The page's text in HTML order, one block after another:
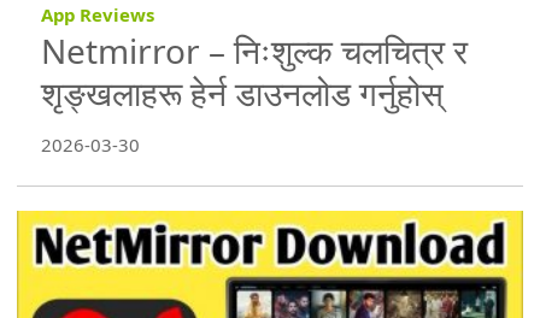
App Reviews
Netmirror – निःशुल्क चलचित्र र
शृङ्खलाहरू हेर्न डाउनलोड गर्नुहोस्
2026-03-30